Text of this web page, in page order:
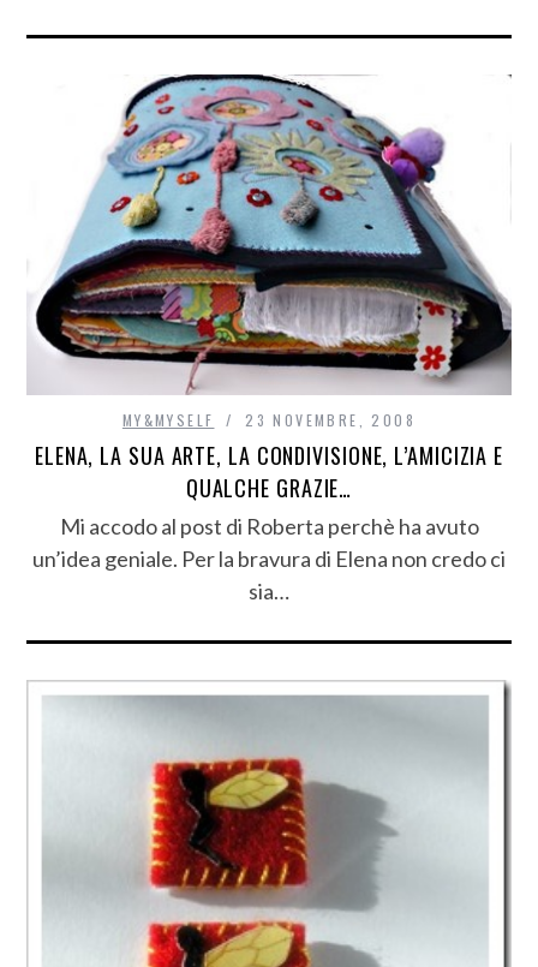
MY&MYSELF 23 NOVEMBRE, 2008
ELENA, LA SUA ARTE, LA CONDIVISIONE, L’AMICIZIA E
QUALCHE GRAZIE…
Mi accodo al post di Roberta perchè ha avuto
un’idea geniale. Per la bravura di Elena non credo ci
sia…